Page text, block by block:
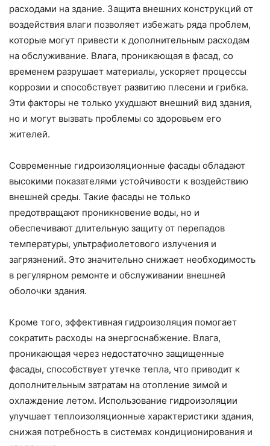
расходами на здание. Защита внешних конструкций от
воздействия влаги позволяет избежать ряда проблем,
которые могут привести к дополнительным расходам
на обслуживание. Влага, проникающая в фасад, со
временем разрушает материалы, ускоряет процессы
коррозии и способствует развитию плесени и грибка.
Эти факторы не только ухудшают внешний вид здания,
но и могут вызвать проблемы со здоровьем его
жителей.
Современные гидроизоляционные фасады обладают
высокими показателями устойчивости к воздействию
внешней среды. Такие фасады не только
предотвращают проникновение воды, но и
обеспечивают длительную защиту от перепадов
температуры, ультрафиолетового излучения и
загрязнений. Это значительно снижает необходимость
в регулярном ремонте и обслуживании внешней
оболочки здания.
Кроме того, эффективная гидроизоляция помогает
сократить расходы на энергоснабжение. Влага,
проникающая через недостаточно защищенные
фасады, способствует утечке тепла, что приводит к
дополнительным затратам на отопление зимой и
охлаждение летом. Использование гидроизоляции
улучшает теплоизоляционные характеристики здания,
снижая потребность в системах кондиционирования и